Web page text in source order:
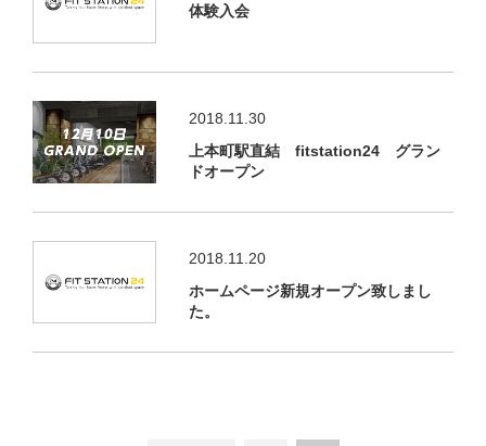
体験入会
2018.11.30
上本町駅直結 fitstation24 グラン
ドオープン
2018.11.20
ホームページ新規オープン致しまし
た。